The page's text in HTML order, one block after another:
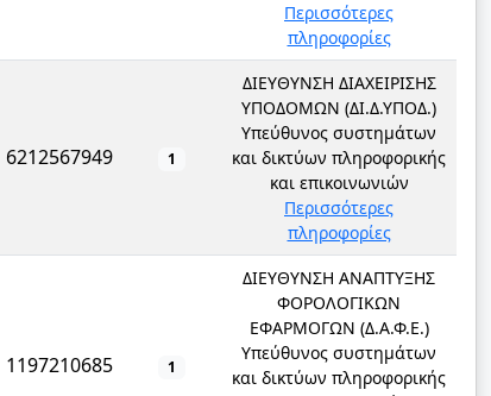
Περισσότερες
πληροφορίες
6212567949 1
ΔΙΕΥΘΥΝΣΗ ΔΙΑΧΕΙΡΙΣΗΣ
ΥΠΟΔΟΜΩΝ (ΔΙ.Δ.ΥΠΟΔ.)
Υπεύθυνος συστημάτων
και δικτύων πληροφορικής
και επικοινωνιών
Περισσότερες
πληροφορίες
1197210685 1
ΔΙΕΥΘΥΝΣΗ ΑΝΑΠΤΥΞΗΣ
ΦΟΡΟΛΟΓΙΚΩΝ
ΕΦΑΡΜΟΓΩΝ (Δ.Α.Φ.Ε.)
Υπεύθυνος συστημάτων
και δικτύων πληροφορικής